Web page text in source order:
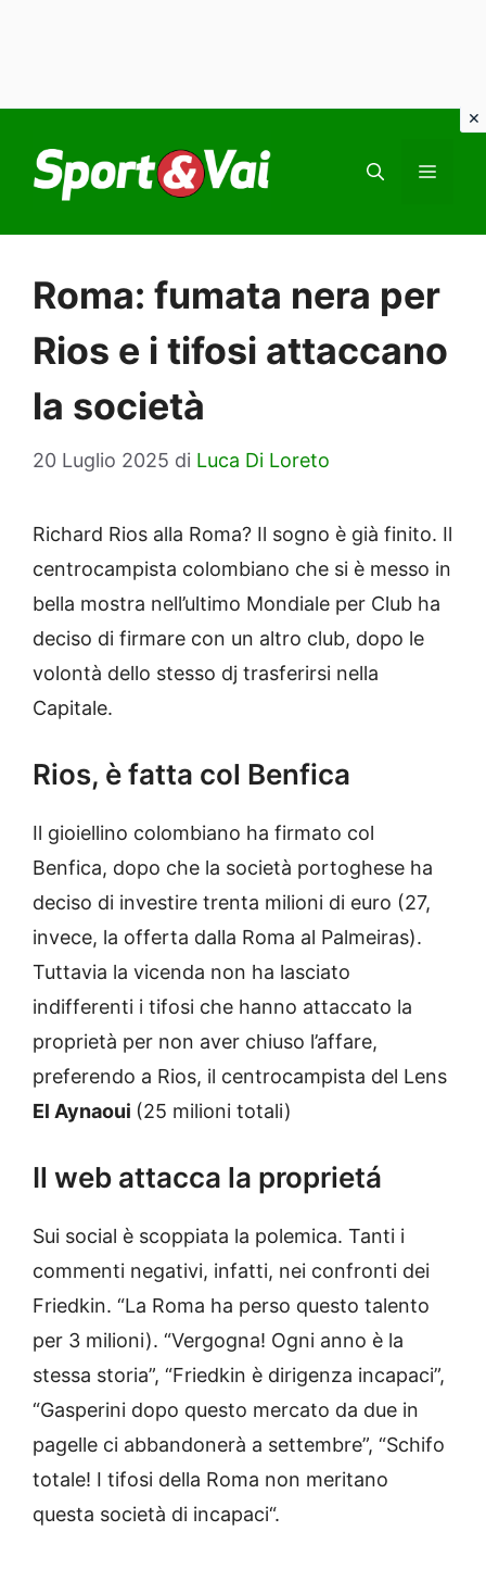
contenuto
Roma: fumata nera per
Rios e i tifosi attaccano
la società
20 Luglio 2025 di Luca Di Loreto
Richard Rios alla Roma? Il sogno è già finito. Il
centrocampista colombiano che si è messo in
bella mostra nell’ultimo Mondiale per Club ha
deciso di firmare con un altro club, dopo le
volontà dello stesso dj trasferirsi nella
Capitale.
Rios, è fatta col Benfica
Il gioiellino colombiano ha firmato col
Benfica, dopo che la società portoghese ha
deciso di investire trenta milioni di euro (27,
invece, la offerta dalla Roma al Palmeiras).
Tuttavia la vicenda non ha lasciato
indifferenti i tifosi che hanno attaccato la
proprietà per non aver chiuso l’affare,
preferendo a Rios, il centrocampista del Lens
El Aynaoui (25 milioni totali)
Il web attacca la proprietá
Sui social è scoppiata la polemica. Tanti i
commenti negativi, infatti, nei confronti dei
Friedkin. “La Roma ha perso questo talento
per 3 milioni). “Vergogna! Ogni anno è la
stessa storia”, “Friedkin è dirigenza incapaci”,
“Gasperini dopo questo mercato da due in
pagelle ci abbandonerà a settembre”, “Schifo
totale! I tifosi della Roma non meritano
questa società di incapaci“.